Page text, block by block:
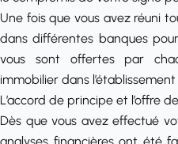
Une fois que vous avez réuni
dans différentes banques
vous sont offertes par
immobilier dans
L’accord de principe et l’offre
Dès que vous avez effectué
analyses financières ont été